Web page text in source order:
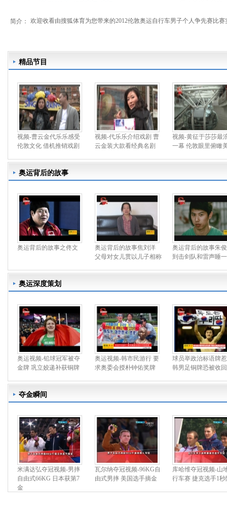
简介： 欢迎收看由搜狐体育为您带来的2012伦敦奥运自行车男子个人争先赛比赛
精品节目
视频-曹云金代乐乐感受
伦敦文化 借机推销戏剧
视频-代乐乐介绍戏剧 曹
云金装大款看经典名剧
视频-黄征于莎莎最
一幕 伦敦眼里俯瞰
奥运背后的故事
奥运背后的故事之佟文
奥运背后的故事焦刘洋
父母对女儿贯以儿子相称
奥运背后的故事朱
到击剑队和雷声睡
奥运深度策划
奥运视频-铅球冠军被夺
金牌 巩立姣递补获铜牌
奥运视频-韩市民游行 要
求奥委会授朴钟佑奖牌
球员举政治标语牌
韩男足铜牌恐被收回
夺金瞬间
米满达弘夺冠视频-男摔
自由式66KG 日本获第7
金
瓦尔纳夺冠视频-96KG自
由式男摔 美国选手摘金
库哈维夺冠视频-山
行车赛 捷克选手1秒